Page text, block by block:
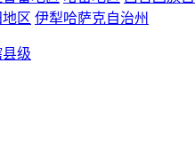
区 伊犁哈萨克自治州
级